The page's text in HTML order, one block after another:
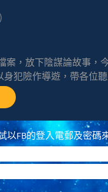
案，放下陰謀論故事
犯險作導遊，帶各位
自然神秘事件
EP0018 - 世上最邪惡的人
FB的登入電郵及密碼